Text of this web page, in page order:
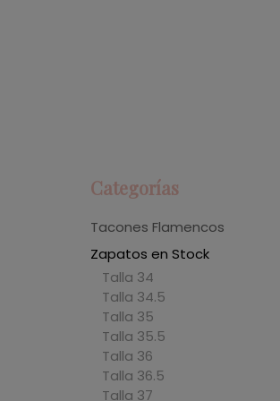
Categorías
Tacones Flamencos
Zapatos en Stock
Talla 34
Talla 34.5
Talla 35
Talla 35.5
Talla 36
Talla 36.5
Talla 37